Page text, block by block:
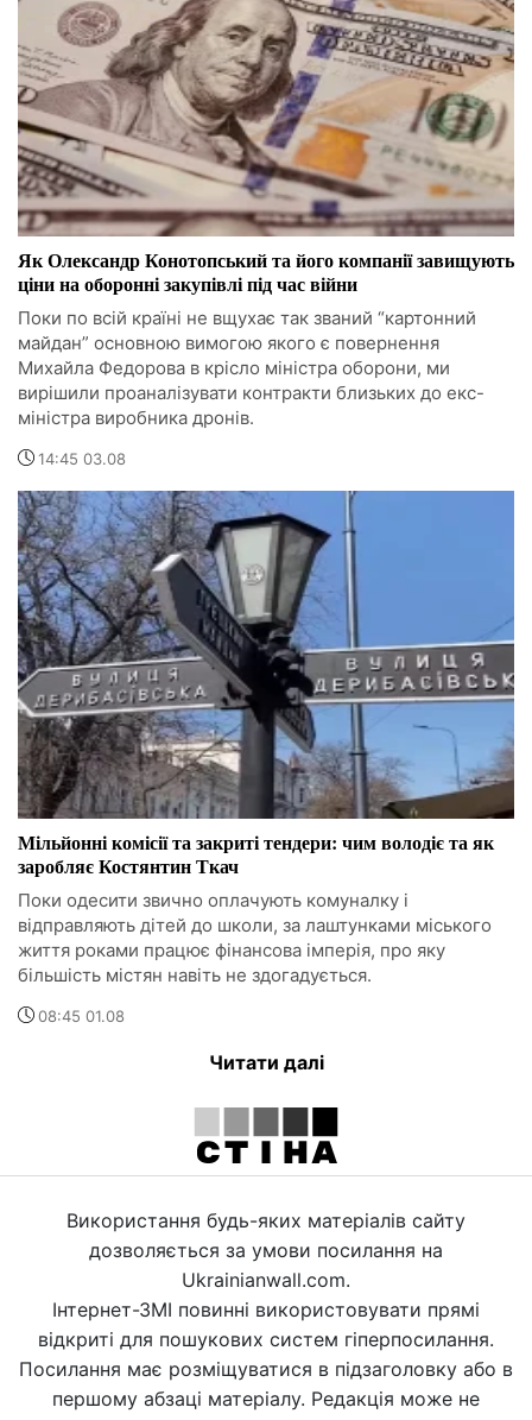
Як Олександр Конотопський та його компанії завищують
ціни на оборонні закупівлі під час війни
Поки по всій країні не вщухає так званий “картонний
майдан” основною вимогою якого є повернення
Михайла Федорова в крісло міністра оборони, ми
вирішили проаналізувати контракти близьких до екс-
міністра виробника дронів.
14:45 03.08
Мільйонні комісії та закриті тендери: чим володіє та як
заробляє Костянтин Ткач
Поки одесити звично оплачують комуналку і
відправляють дітей до школи, за лаштунками міського
життя роками працює фінансова імперія, про яку
більшість містян навіть не здогадується.
08:45 01.08
Читати далі
Використання будь-яких матеріалів сайту
дозволяється за умови посилання на
Ukrainianwall.com.
Інтернет-ЗМІ повинні використовувати прямі
відкриті для пошукових систем гіперпосилання.
Посилання має розміщуватися в підзаголовку або в
першому абзаці матеріалу. Редакція може не